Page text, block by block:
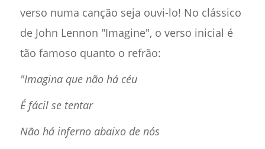
verso numa canção seja ouvi-lo! No clássico
de John Lennon "Imagine", o verso inicial é
tão famoso quanto o refrão:
"Imagina que não há céu
É fácil se tentar
Não há inferno abaixo de nós